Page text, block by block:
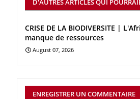
D'AUTRES ARTICLES QUI
CRISE DE LA BIODIVERSITE |
manque de ressources
August 07, 2026
ENREGISTRER UN COMMENTAIRE